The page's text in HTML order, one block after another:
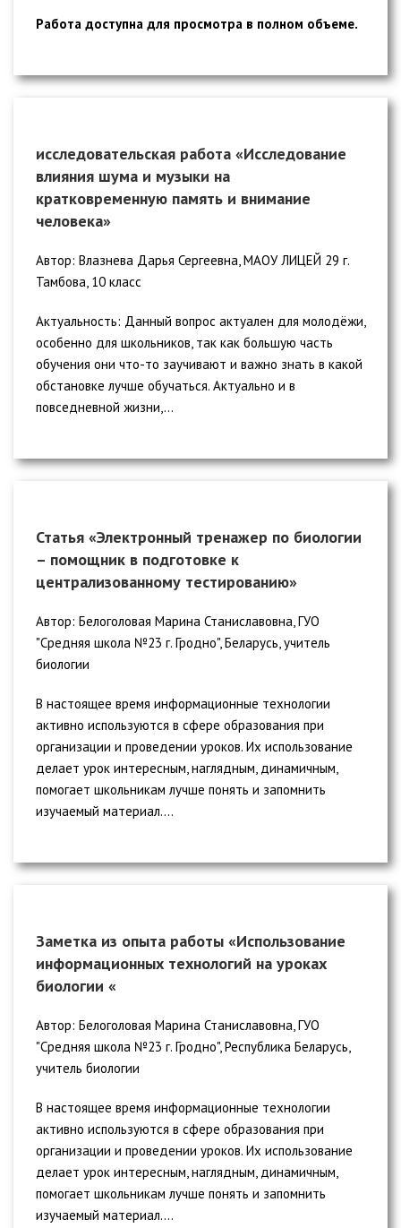
Работа доступна для просмотра в полном объеме.
исследовательская работа «Исследование
влияния шума и музыки на
кратковременную память и внимание
человека»
Автор: Влазнева Дарья Сергеевна, МАОУ ЛИЦЕЙ 29 г.
Тамбова, 10 класс
Актуальность: Данный вопрос актуален для молодёжи,
особенно для школьников, так как большую часть
обучения они что-то заучивают и важно знать в какой
обстановке лучше обучаться. Актуально и в
повседневной жизни,...
Статья «Электронный тренажер по биологии
– помощник в подготовке к
централизованному тестированию»
Автор: Белоголовая Марина Станиславовна, ГУО
"Средняя школа №23 г. Гродно", Беларусь, учитель
биологии
В настоящее время информационные технологии
активно используются в сфере образования при
организации и проведении уроков. Их использование
делает урок интересным, наглядным, динамичным,
помогает школьникам лучше понять и запомнить
изучаемый материал....
Заметка из опыта работы «Использование
информационных технологий на уроках
биологии «
Автор: Белоголовая Марина Станиславовна, ГУО
"Средняя школа №23 г. Гродно", Республика Беларусь,
учитель биологии
В настоящее время информационные технологии
активно используются в сфере образования при
организации и проведении уроков. Их использование
делает урок интересным, наглядным, динамичным,
помогает школьникам лучше понять и запомнить
изучаемый материал....